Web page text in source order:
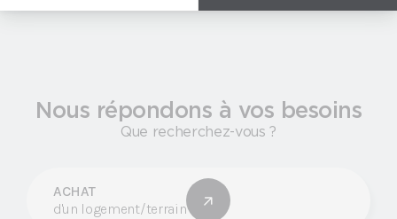
Nous répondons à vos besoins
Que recherchez-vous ?
ACHAT
d'un logement/terrain